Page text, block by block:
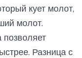
кует молот,
молот.
Разница с